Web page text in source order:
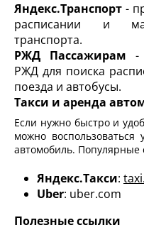
Яндекс.Транспорт -
расписании и
транспорта.
РЖД Пассажирам -
РЖД для поиска
поезда и автобусы.
Такси и аренда
Если нужно быстро и
можно воспользоваться
автомобиль. Популярные
Яндекс.Такси:
Uber: uber.com
Полезные ссылки